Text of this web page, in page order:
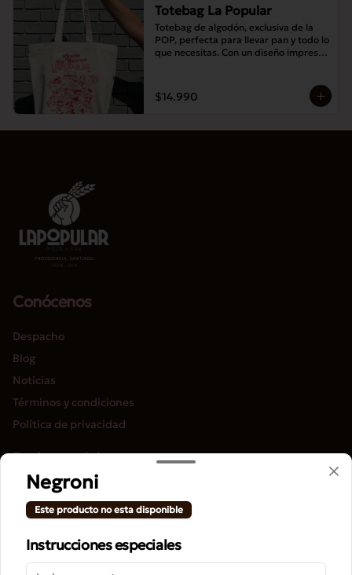
Totebag La Popular
Totebag de algodón, exclusiva de la
POP, perfecta para llevar pan y todo lo
que necesitas. Con un diseño impreso
$14.990
Conócenos
Despacho
Blog
Noticias
Términos y condiciones
Política de privacidad
Redes sociales
Instagram
Facebook
Mi cuenta
Negroni
Este producto no esta disponible
Instrucciones especiales